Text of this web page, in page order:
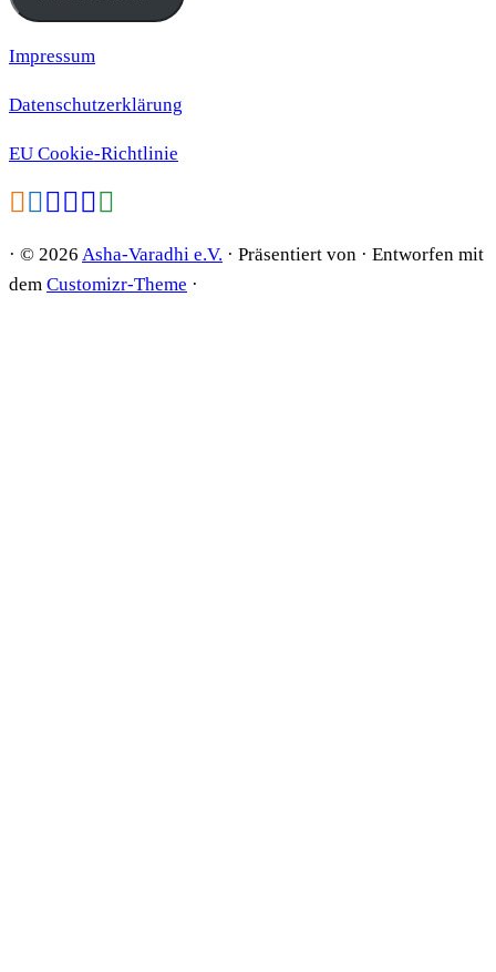
Impressum
Datenschutzerklärung
EU Cookie-Richtlinie
· © 2026 Asha-Varadhi e.V. · Präsentiert von · Entworfen mit
dem Customizr-Theme ·